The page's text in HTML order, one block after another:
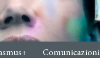
Comunicazioni